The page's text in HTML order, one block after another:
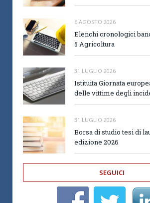
6 AGOSTO 2026
Elenchi cronologici
5 Agricoltura
31 LUGLIO 2026
Istituita Giornata
delle vittime degli
31 LUGLIO 2026
Borsa di studio tesi di
edizione 2026
SEGUICI